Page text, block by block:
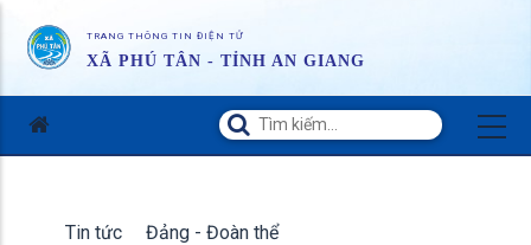
TRANG THÔNG TIN ĐIỆN TỬ
XÃ PHÚ TÂN - TỈNH AN GIANG
Tin tức Đảng - Đoàn thể